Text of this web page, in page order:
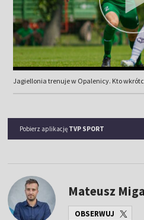
Jagiellonia trenuje w Opalenicy. Kto
Pobierz aplikację TVP SPORT
Mateusz Miga
OBSERWUJ